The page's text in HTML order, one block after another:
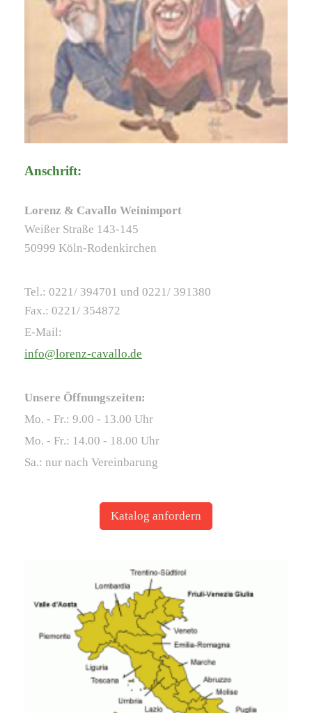
Anschrift:
Lorenz & Cavallo Weinimport
Weißer Straße 143-145
50999 Köln-Rodenkirchen
Tel.: 0221/ 394701 und 0221/ 391380
Fax.: 0221/ 354872
E-Mail:
info@lorenz-cavallo.de
Unsere Öffnungszeiten:
Mo. - Fr.: 9.00 - 13.00 Uhr
Mo. - Fr.: 14.00 - 18.00 Uhr
Sa.: nur nach Vereinbarung
Katalog anfordern